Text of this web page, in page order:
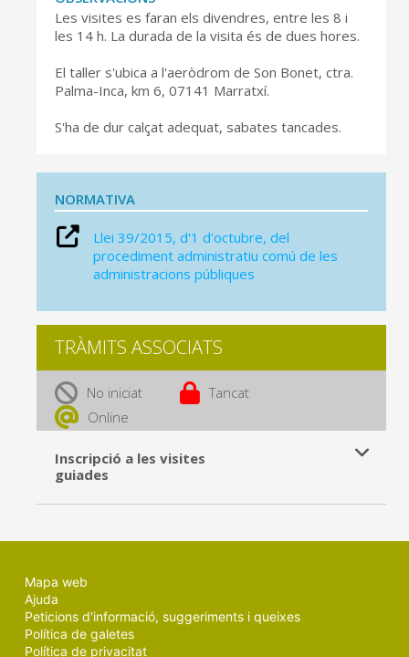
Les visites es faran els divendres, entre les 8 i
les 14 h. La durada de la visita és de dues hores.
El taller s'ubica a l'aeròdrom de Son Bonet, ctra.
Palma-Inca, km 6, 07141 Marratxí.
S'ha de dur calçat adequat, sabates tancades.
NORMATIVA
Llei 39/2015, d'1 d'octubre, del
procediment administratiu comú de les
administracions públiques
TRÀMITS ASSOCIATS
No iniciat
Tancat
Online
Inscripció a les visites
guiades
Mapa web
Ajuda
Peticions d'informació, suggeriments i queixes
Política de galetes
Política de privacitat